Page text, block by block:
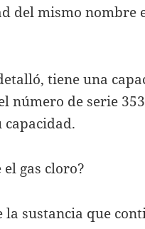
del mismo nombre
tiene una
número de serie
capacidad.
el gas cloro?
sustancia que